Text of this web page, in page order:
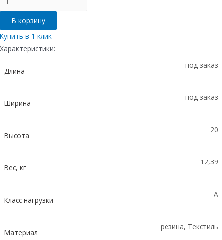
товара
Придверная
решетка
Gidrolica
Step
-
м.кв.
В корзину
Купить в 1 клик
Характеристики:
Длина
под заказ
Ширина
под заказ
Высота
20
Вес, кг
12,39
Класс нагрузки
A
Материал
резина, Текстиль